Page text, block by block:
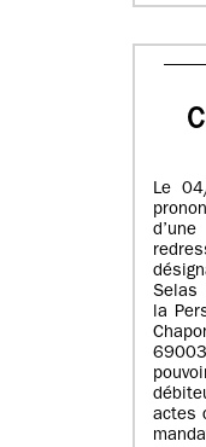
Le
Selas
la
actes